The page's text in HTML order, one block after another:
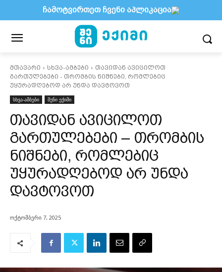
მთავარი სხვა-ამბები
თავიდან ავიცილოთ
გართულებები - თრომბის ნიშნები, რომლებიც
უყურადღებოდ არ უნდა დავტოვოთ
სხვა-ამბები
შენი ექიმი
თავიდან ავიცილოთ
გართულებები – თრომბის
ნიშნები, რომლებიც
უყურადღებოდ არ უნდა
დავტოვოთ
ოქტომბერი 7, 2025
ჩამოტვირთეთ ჩვენი აპლიკაცია